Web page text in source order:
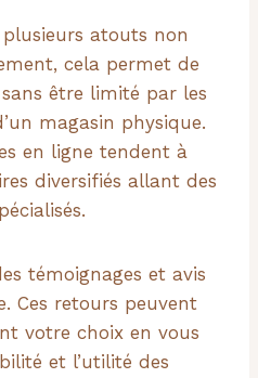
atouts non
cela permet de
être limité par les
magasin physique.
en ligne tendent à
diversifiés allant des
témoignages et avis
Ces retours peuvent
votre choix en vous
et l’utilité des